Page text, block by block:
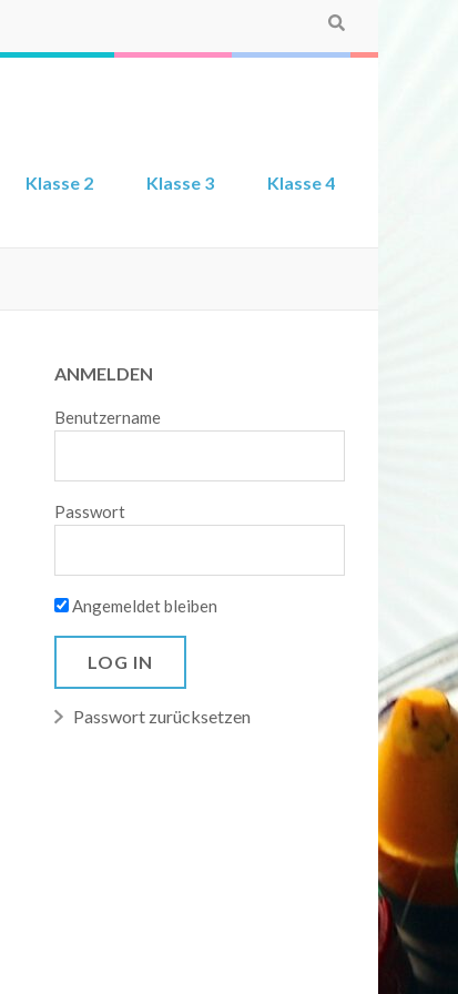
Klasse 2 Klasse 3 Klasse 4
ANMELDEN
Benutzername
Passwort
Angemeldet bleiben
Passwort zurücksetzen